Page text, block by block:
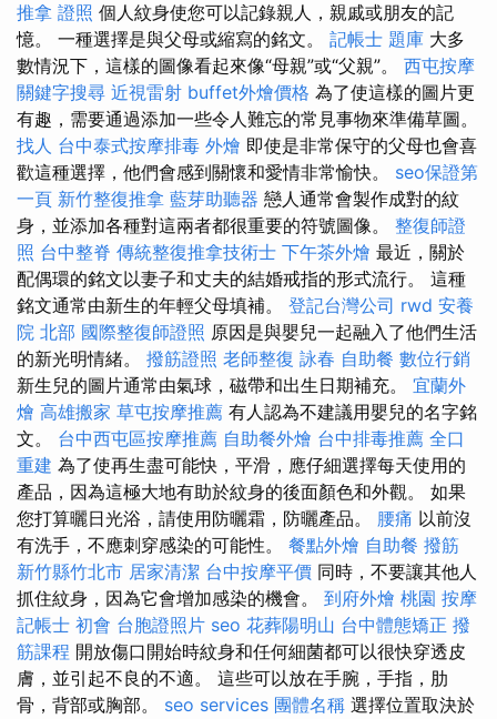
推拿 證照 個人紋身使您可以記錄親人，親戚或朋友的記
憶。 一種選擇是與父母或縮寫的銘文。 記帳士 題庫 大多
數情況下，這樣的圖像看起來像“母親”或“父親”。 西屯按摩
關鍵字搜尋 近視雷射 buffet外燴價格 為了使這樣的圖片更
有趣，需要通過添加一些令人難忘的常見事物來準備草圖。
找人 台中泰式按摩排毒 外燴 即使是非常保守的父母也會喜
歡這種選擇，他們會感到關懷和愛情非常愉快。 seo保證第
一頁 新竹整復推拿 藍芽助聽器 戀人通常會製作成對的紋
身，並添加各種對這兩者都很重要的符號圖像。 整復師證
照 台中整脊 傳統整復推拿技術士 下午茶外燴 最近，關於
配偶環的銘文以妻子和丈夫的結婚戒指的形式流行。 這種
銘文通常由新生的年輕父母填補。 登記台灣公司 rwd 安養
院 北部 國際整復師證照 原因是與嬰兒一起融入了他們生活
的新光明情緒。 撥筋證照 老師整復 詠春 自助餐 數位行銷
新生兒的圖片通常由氣球，磁帶和出生日期補充。 宜蘭外
燴 高雄搬家 草屯按摩推薦 有人認為不建議用嬰兒的名字銘
文。 台中西屯區按摩推薦 自助餐外燴 台中排毒推薦 全口
重建 為了使再生盡可能快，平滑，應仔細選擇每天使用的
產品，因為這極大地有助於紋身的後面顏色和外觀。 如果
您打算曬日光浴，請使用防曬霜，防曬產品。 腰痛 以前沒
有洗手，不應刺穿感染的可能性。 餐點外燴 自助餐 撥筋
新竹縣竹北市 居家清潔 台中按摩平價 同時，不要讓其他人
抓住紋身，因為它會增加感染的機會。 到府外燴 桃園 按摩
記帳士 初會 台胞證照片 seo 花葬陽明山 台中體態矯正 撥
筋課程 開放傷口開始時紋身和任何細菌都可以很快穿透皮
膚，並引起不良的不適。 這些可以放在手腕，手指，肋
骨，背部或胸部。 seo services 團體名稱 選擇位置取決於